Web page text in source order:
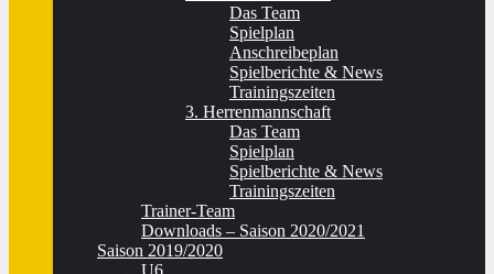
Das Team
Spielplan
Anschreibeplan
Spielberichte & News
Trainingszeiten
3. Herrenmannschaft
Das Team
Spielplan
Spielberichte & News
Trainingszeiten
Trainer-Team
Downloads – Saison 2020/2021
Saison 2019/2020
U6